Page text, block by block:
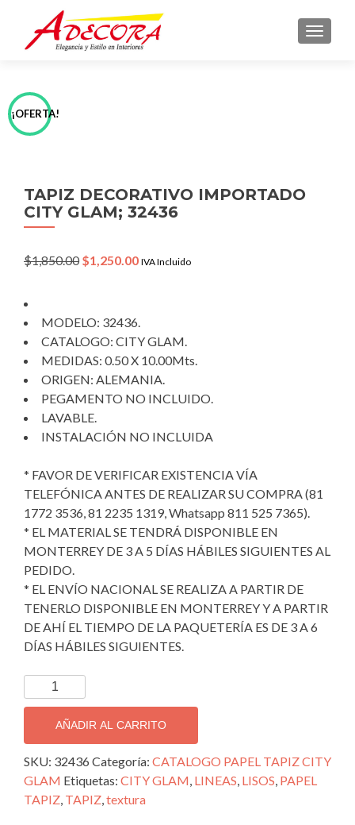
¡OFERTA!
TAPIZ DECORATIVO IMPORTADO
CITY GLAM; 32436
$1,850.00 Original
$1,250.00Current
IVA Incluido
MODELO: 32436.
CATALOGO: CITY GLAM.
MEDIDAS: 0.50 X 10.00Mts.
ORIGEN: ALEMANIA.
PEGAMENTO NO INCLUIDO.
LAVABLE.
INSTALACIÓN NO INCLUIDA
* FAVOR DE VERIFICAR EXISTENCIA VÍA
TELEFÓNICA ANTES DE REALIZAR SU COMPRA (81
1772 3536, 81 2235 1319, Whatsapp 811 525 7365).
* EL MATERIAL SE TENDRÁ DISPONIBLE EN
MONTERREY DE 3 A 5 DÍAS HÁBILES SIGUIENTES AL
PEDIDO.
* EL ENVÍO NACIONAL SE REALIZA A PARTIR DE
TENERLO DISPONIBLE EN MONTERREY Y A PARTIR
DE AHÍ EL TIEMPO DE LA PAQUETERÍA ES DE 3 A 6
DÍAS HÁBILES SIGUIENTES.
TAPIZ
DECORATIVO
IMPORTADO
CITY
GLAM;
32436
cantidad
AÑADIR AL CARRITO
SKU: 32436 Categoría: CATALOGO PAPEL TAPIZ CITY
GLAM Etiquetas: CITY GLAM, LINEAS, LISOS, PAPEL
TAPIZ, TAPIZ,textura